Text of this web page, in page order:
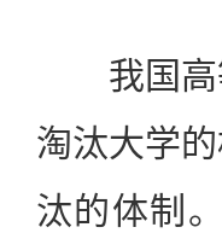
我国高等
淘汰大学
汰的体制